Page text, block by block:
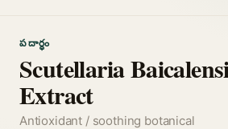
పదార్థం
Scutellaria
Extract
Antioxidant / soothing botanical